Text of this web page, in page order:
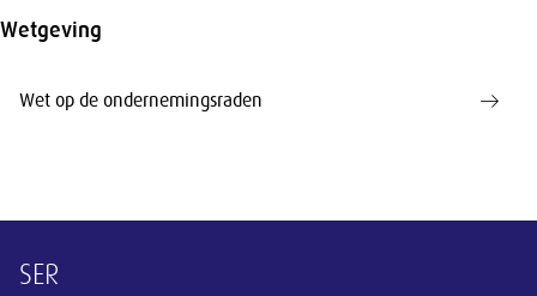
Wetgeving
Wet op de ondernemingsraden
Overige informatie
SER